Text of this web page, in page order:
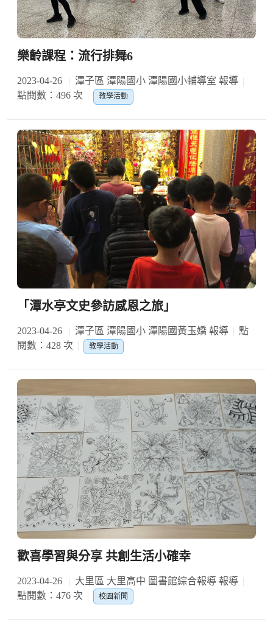
樂齡課程：流行排舞6
2023-04-26
潭子區 潭陽國小 潭陽國小輔導室 報導
點閱數：496 次
教學活動
「潭水亭文史參訪感恩之旅」
2023-04-26 潭子區 潭陽國小 潭陽國黃玉嬌 報導
點
閱數：428 次
教學活動
歡喜學習與分享 共創生活小確幸
2023-04-26
大里區 大里高中 圖書館綜合報導 報導
點閱數：476 次
校園新聞